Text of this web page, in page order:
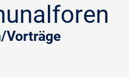
Vorträge